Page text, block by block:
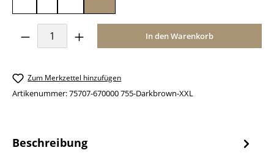
Produkt Anzahl: Gib den gewünschten
In den Warenkorb
Zum Merkzettel hinzufügen
Artikenummer:75707-670000 755-Darkbrown-XXL
Beschreibung